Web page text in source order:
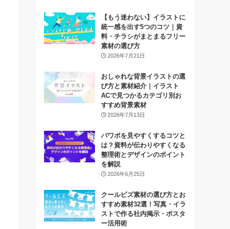
【もう迷わない】イラストに
統一感を出す5つのコツ｜資
料・チラシがまとまるフリー
素材の選び方
2026年7月21日
おしゃれな背景イラストの選
び方と素材紹介｜イラスト
ACで見つかるカテゴリ別お
すすめ背景素材
2026年7月13日
パワポを見やすくするコツと
は？資料が伝わりやすくなる
整理術とデザインのポイント
を解説
2026年6月25日
クールビズ素材の選び方とお
すすめ素材32選！写真・イラ
ストで作る社内掲示・ポスタ
ー活用術